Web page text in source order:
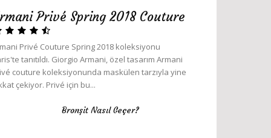
Privé Spring 2018 Couture
Privé Couture Spring 2018 koleksiyonu
tanıtıldı. Giorgio Armani, özel tasarım Armani
couture koleksiyonunda maskülen tarzıyla yine
çekiyor. Privé için bu...
Bronşit Nasıl Geçer?